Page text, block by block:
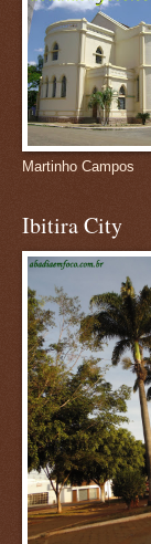
Martinho Campos
Ibitira City